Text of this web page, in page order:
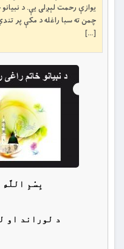
يوازې رحمت لېږلى يې. د
چمن ته سبا راغله د مکې پر
[…]
بِسْمِ
د لوراند او